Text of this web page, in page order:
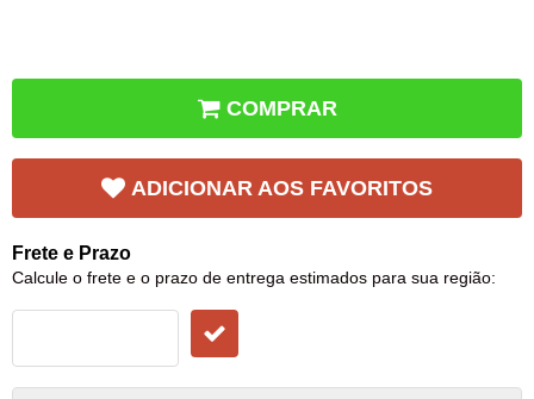
COMPRAR
ADICIONAR AOS FAVORITOS
Frete e Prazo
Calcule o frete e o prazo de entrega estimados para sua região: